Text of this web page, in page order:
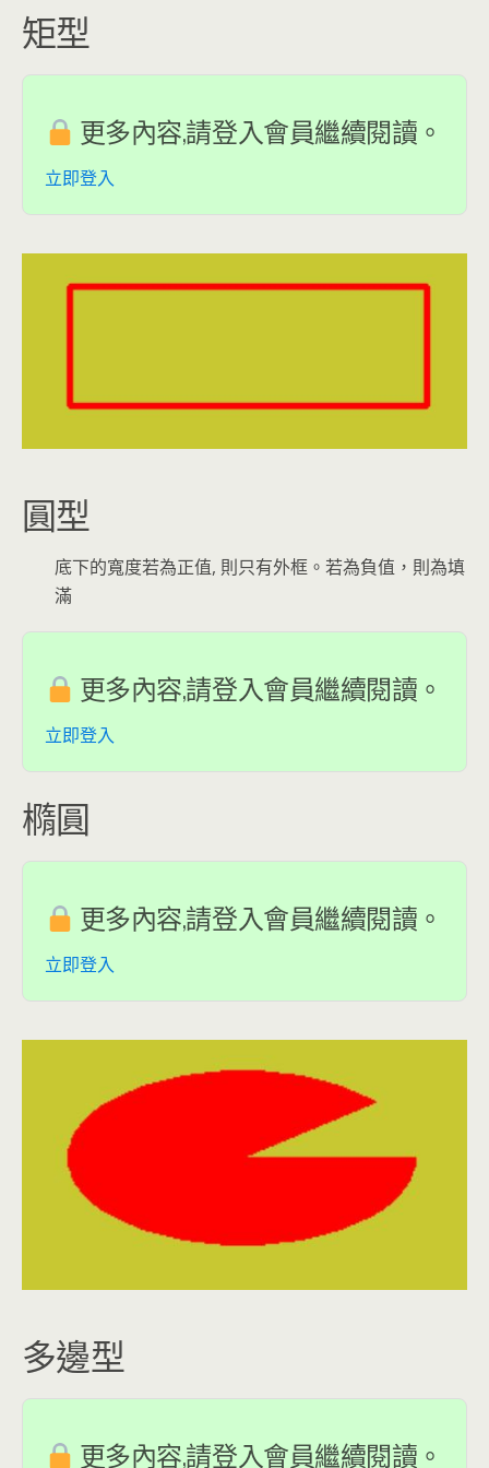
矩型
更多內容,請登入會員繼續閱讀。
立即登入
圓型
底下的寬度若為正值, 則只有外框。若為負值，則為填
滿
更多內容,請登入會員繼續閱讀。
立即登入
橢圓
更多內容,請登入會員繼續閱讀。
立即登入
多邊型
更多內容,請登入會員繼續閱讀。